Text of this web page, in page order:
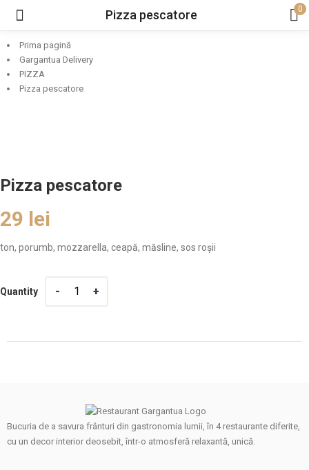
Pizza pescatore 0
Prima pagină
Gargantua Delivery
PIZZA
Pizza pescatore
Pizza pescatore
29 lei
ton, porumb, mozzarella, ceapă, măsline, sos roșii
Quantity
Quantity
Bucuria de a savura frânturi din gastronomia lumii, în 4 restaurante diferite,
cu un decor interior deosebit, într-o atmosferă relaxantă, unică.